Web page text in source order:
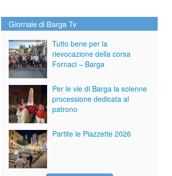
Giornale di Barga Tv
Tutto bene per la
rievocazione della corsa
Fornaci – Barga
Per le vie di Barga la solenne
processione dedicata al
patrono
Partite le Piazzette 2026